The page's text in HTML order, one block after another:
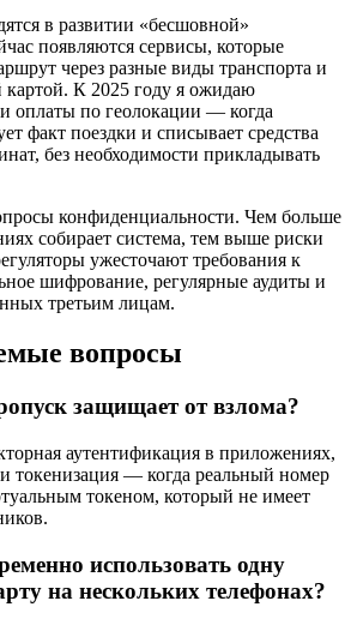
в развитии «бесшовной»
появляются сервисы, которые
через разные виды транспорта и
картой. К 2025 году я ожидаю
оплаты по геолокации — когда
факт поездки и списывает средства
без необходимости прикладывать
конфиденциальности. Чем больше
собирает система, тем выше риски
ужесточают требования к
шифрование, регулярные аудиты и
третьим лицам.
вопросы
защищает от взлома?
аутентификация в приложениях,
токенизация — когда реальный номер
токеном, который не имеет
использовать одну
на нескольких телефонах?